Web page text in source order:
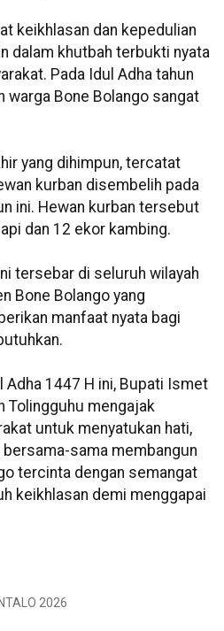
keikhlasan dan kepedulian
dalam khutbah terbukti nyata
Pada Idul Adha tahun
warga Bone Bolango sangat
yang dihimpun, tercatat
kurban disembelih pada
ini. Hewan kurban tersebut
dan 12 ekor kambing.
tersebar di seluruh wilayah
Bone Bolango yang
manfaat nyata bagi
1447 H ini, Bupati Ismet
Tolingguhu mengajak
untuk menyatukan hati,
sama membangun
tercinta dengan semangat
keikhlasan demi menggapai
2026